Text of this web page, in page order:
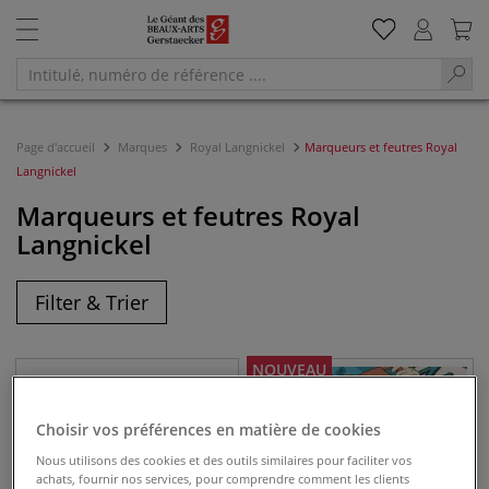
Page d'accueil Marques Royal Langnickel
Marqueurs et feutres Royal
Langnickel
Marqueurs et feutres Royal
Langnickel
Filter & Trier
NOUVEAU
Choisir vos préférences en matière de cookies
Nous utilisons des cookies et des outils similaires pour faciliter vos
achats, fournir nos services, pour comprendre comment les clients